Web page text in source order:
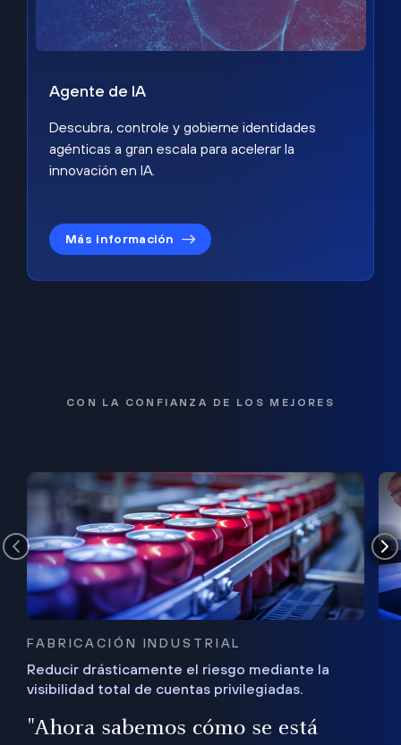
Agente de IA
Descubra, controle y gobierne identidades
agénticas a gran escala para acelerar la
innovación en IA.
Más información
CON LA CONFIANZA DE LOS MEJORES
FABRICACIÓN INDUSTRIAL
Reducir drásticamente el riesgo mediante la
visibilidad total de cuentas privilegiadas.
"Ahora sabemos cómo se está